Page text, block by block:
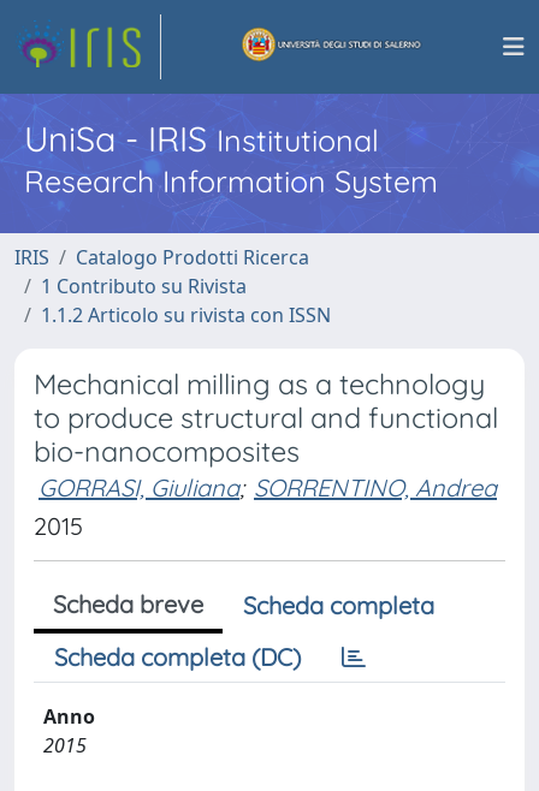
UniSa - IRISInstitutional
Research Information System
IRIS
Catalogo Prodotti Ricerca
1 Contributo su Rivista
1.1.2 Articolo su rivista con ISSN
Mechanical milling as a technology
to produce structural and functional
bio-nanocomposites
GORRASI, Giuliana; SORRENTINO, Andrea
2015
Scheda breve
Scheda completa
Scheda completa (DC)
Anno
2015